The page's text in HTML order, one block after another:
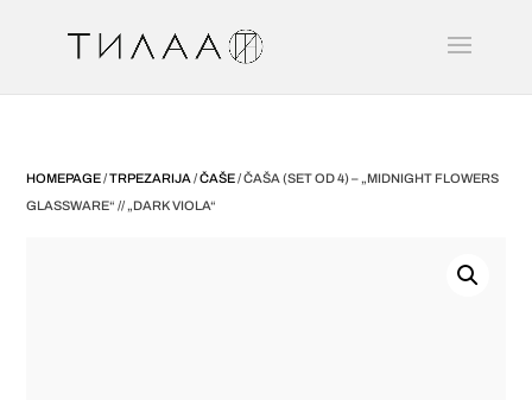
HOMEPAGE/TRPEZARIJA /ČAŠE/ ČAŠA (SET OD 4) – „MIDNIGHT FLOWERS
GLASSWARE“ // „DARK VIOLA“